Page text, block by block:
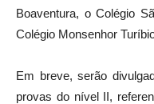
Boaventura, o Colégio
Colégio Monsenhor
Em breve, serão
provas do nível II,